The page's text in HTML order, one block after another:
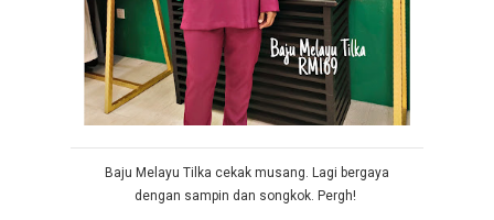
Baju Melayu Tilka cekak musang. Lagi bergaya
dengan sampin dan songkok. Pergh!